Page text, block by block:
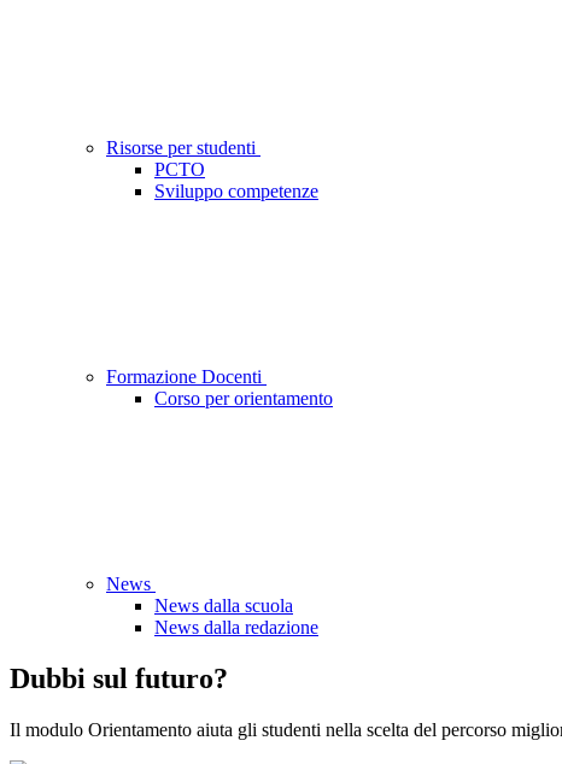
Risorse per studenti
PCTO
Sviluppo competenze
Formazione Docenti
Corso per orientamento
News
News dalla scuola
News dalla redazione
Dubbi sul futuro?
Il modulo Orientamento aiuta gli studenti nella scelta del percorso